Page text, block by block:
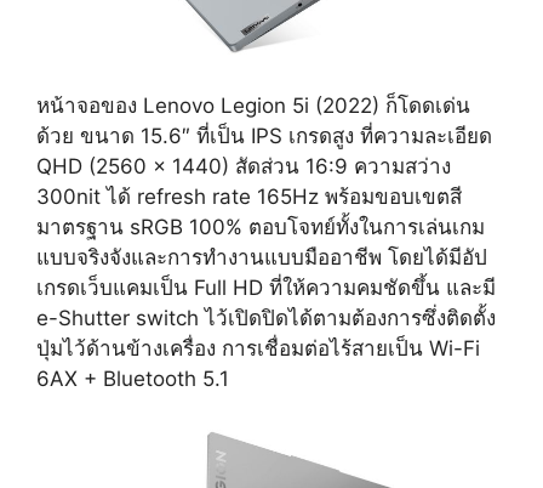
หน้าจอของ Lenovo Legion 5i (2022) ก็โดดเด่น
ด้วย ขนาด 15.6″ ที่เป็น IPS เกรดสูง ที่ความละเอียด
QHD (2560 x 1440) สัดส่วน 16:9 ความสว่าง
300nit ได้ refresh rate 165Hz พร้อมขอบเขตสี
มาตรฐาน sRGB 100% ตอบโจทย์ทั้งในการเล่นเกม
แบบจริงจังและการทำงานแบบมืออาชีพ โดยได้มีอัป
เกรดเว็บแคมเป็น Full HD ที่ให้ความคมชัดขึ้น และมี
e-Shutter switch ไว้เปิดปิดได้ตามต้องการซึ่งติดตั้ง
ปุ่มไว้ด้านข้างเครื่อง การเชื่อมต่อไร้สายเป็น Wi-Fi
6AX + Bluetooth 5.1